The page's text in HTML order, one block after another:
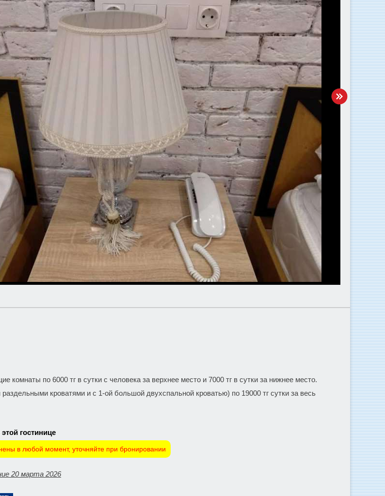
комнаты по 6000 тг в сутки с человека за верхнее место и 7000 тг в сутки за нижнее место.
кроватями и с 1-ой большой двухспальной кроватью) по 19000 тг сутки за весь
гостинице
в любой момент, уточняйте при бронировании
20 марта 2026